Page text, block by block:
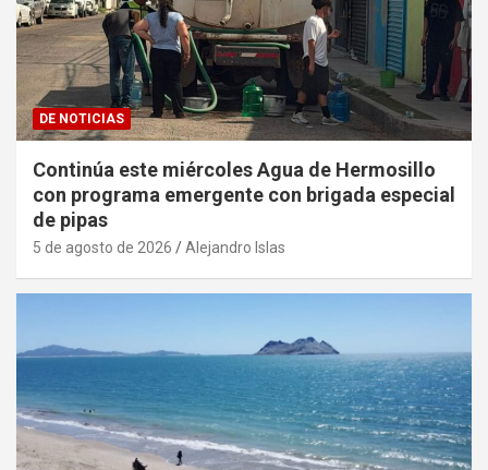
DE NOTICIAS
Continúa este miércoles Agua de Hermosillo
con programa emergente con brigada especial
de pipas
5 de agosto de 2026 Alejandro Islas